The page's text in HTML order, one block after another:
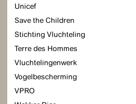
Unicef
Save the Children
Stichting Vluchteling
Terre des Hommes
Vluchtelingenwerk
Vogelbescherming
VPRO